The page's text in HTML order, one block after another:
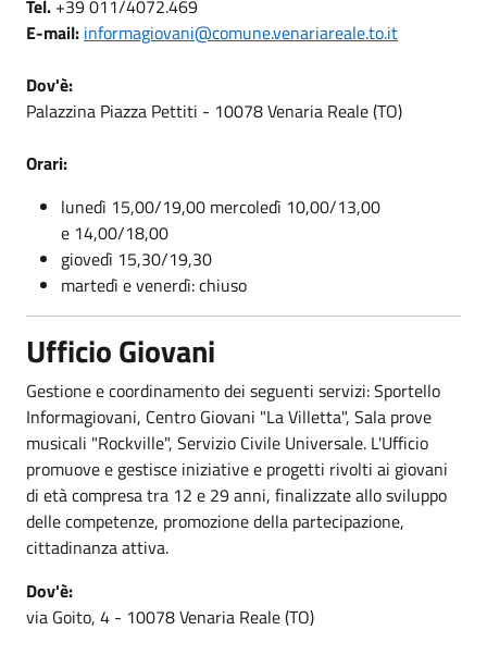
Tel. +39 011/4072.469
E-mail: informagiovani@comune.venariareale.to.it
Dov'è:
Palazzina Piazza Pettiti - 10078 Venaria Reale (TO)
Orari:
lunedì 15,00/19,00 mercoledì 10,00/13,00
e 14,00/18,00
giovedì 15,30/19,30
martedì e venerdì: chiuso
Ufficio Giovani
Gestione e coordinamento dei seguenti servizi: Sportello
Informagiovani, Centro Giovani "La Villetta", Sala prove
musicali "Rockville", Servizio Civile Universale. L'Ufficio
promuove e gestisce iniziative e progetti rivolti ai giovani
di età compresa tra 12 e 29 anni, finalizzate allo sviluppo
delle competenze, promozione della partecipazione,
cittadinanza attiva.
Dov'è:
via Goito, 4 - 10078 Venaria Reale (TO)